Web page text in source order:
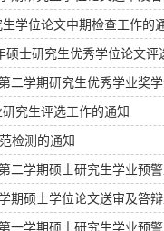
学位论文中期检查工作的
士研究生优秀学位论文评
二学期研究生优秀学业奖学
究生评选工作的通知
检测的通知
二学期硕士研究生学业预
期硕士学位论文送审及答辩
一学期硕士研究生学业预